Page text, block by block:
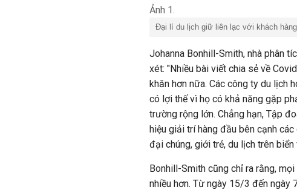
Đại lí du lịch giữ liên lạc với khách
Johanna Bonhill-Smith, nhà phân
xét: "Nhiều bài viết chia sẻ về
khăn hơn nữa. Các công ty du lịch
có lợi thế vì họ có khả năng gặp
trường rộng lớn. Chẳng hạn, Tập
hiệu giải trí hàng đầu bên cạnh
đại chúng, giới trẻ, du lịch trên
Bonhill-Smith cũng chỉ ra rằng,
nhiều hơn. Từ ngày 15/3 đến